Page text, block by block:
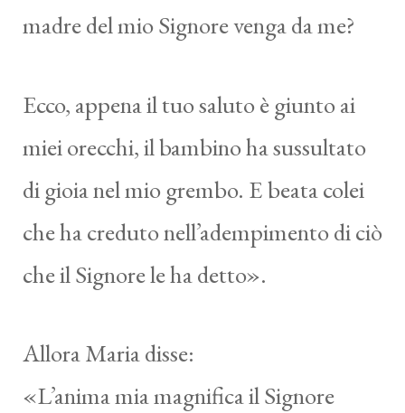
madre del mio Signore venga da me?
Ecco, appena il tuo saluto è giunto ai
miei orecchi, il bambino ha sussultato
di gioia nel mio grembo. E beata colei
che ha creduto nell’adempimento di ciò
che il Signore le ha detto».
Allora Maria disse:
«L’anima mia magnifica il Signore